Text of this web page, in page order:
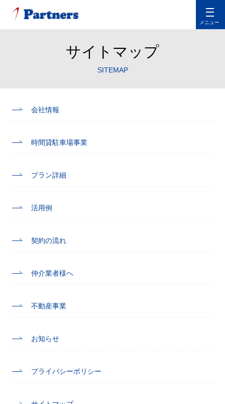
メニュー
サイトマップ
SITEMAP
会社情報
時間貸駐車場事業
プラン詳細
活用例
契約の流れ
仲介業者様へ
不動産事業
お知らせ
プライバシーポリシー